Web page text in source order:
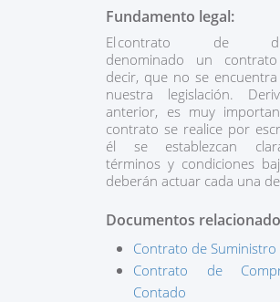
Fundamento legal:
El contrato de
denominado un
decir, que no se
nuestra legislación.
anterior, es muy
contrato se realice por
él se establezcan
términos y condiciones
deberán actuar cada una
Documentos
Contrato de Suministro
Contrato de
Contado